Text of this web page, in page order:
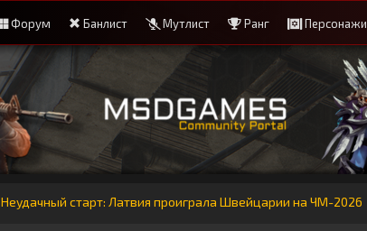
Форум Банлист Мутлист Ранг Персонажи
Неудачный старт: Латвия проиграла Швейцарии на ЧМ-2026